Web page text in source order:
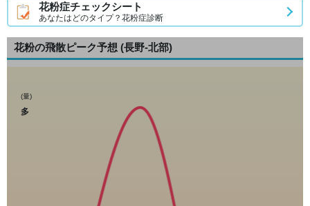
花粉症チェックシート
あなたはどのタイプ？花粉症診断
花粉の飛散ピーク予想 (長野-北部)
(量)
多